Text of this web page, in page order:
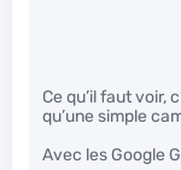
Ce qu’il faut voir,
qu’une simple
Avec les Google